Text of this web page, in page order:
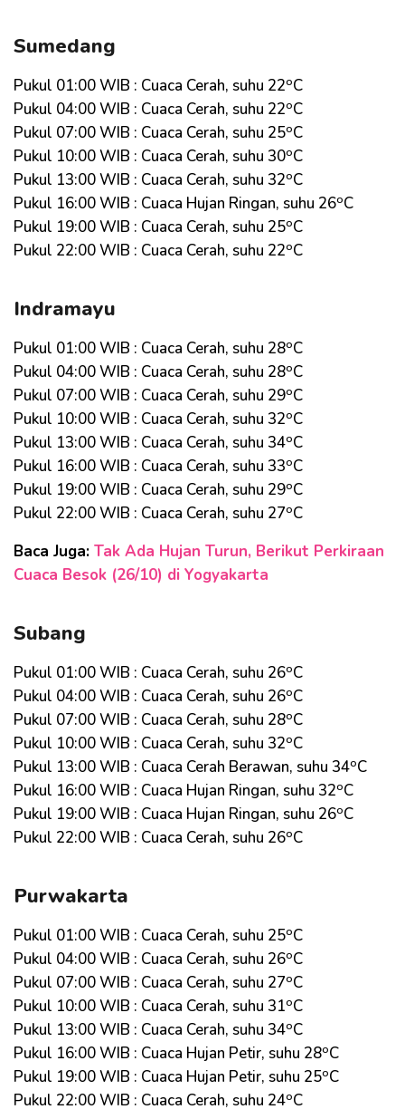
Sumedang
Pukul 01:00 WIB : Cuaca Cerah, suhu 22oC
Pukul 04:00 WIB : Cuaca Cerah, suhu 22oC
Pukul 07:00 WIB : Cuaca Cerah, suhu 25oC
Pukul 10:00 WIB : Cuaca Cerah, suhu 30oC
Pukul 13:00 WIB : Cuaca Cerah, suhu 32oC
Pukul 16:00 WIB : Cuaca Hujan Ringan, suhu 26oC
Pukul 19:00 WIB : Cuaca Cerah, suhu 25oC
Pukul 22:00 WIB : Cuaca Cerah, suhu 22oC
Indramayu
Pukul 01:00 WIB : Cuaca Cerah, suhu 28oC
Pukul 04:00 WIB : Cuaca Cerah, suhu 28oC
Pukul 07:00 WIB : Cuaca Cerah, suhu 29oC
Pukul 10:00 WIB : Cuaca Cerah, suhu 32oC
Pukul 13:00 WIB : Cuaca Cerah, suhu 34oC
Pukul 16:00 WIB : Cuaca Cerah, suhu 33oC
Pukul 19:00 WIB : Cuaca Cerah, suhu 29oC
Pukul 22:00 WIB : Cuaca Cerah, suhu 27oC
Baca Juga: Tak Ada Hujan Turun, Berikut Perkiraan
Cuaca Besok (26/10) di Yogyakarta
Subang
Pukul 01:00 WIB : Cuaca Cerah, suhu 26oC
Pukul 04:00 WIB : Cuaca Cerah, suhu 26oC
Pukul 07:00 WIB : Cuaca Cerah, suhu 28oC
Pukul 10:00 WIB : Cuaca Cerah, suhu 32oC
Pukul 13:00 WIB : Cuaca Cerah Berawan, suhu 34oC
Pukul 16:00 WIB : Cuaca Hujan Ringan, suhu 32oC
Pukul 19:00 WIB : Cuaca Hujan Ringan, suhu 26oC
Pukul 22:00 WIB : Cuaca Cerah, suhu 26oC
Purwakarta
Pukul 01:00 WIB : Cuaca Cerah, suhu 25oC
Pukul 04:00 WIB : Cuaca Cerah, suhu 26oC
Pukul 07:00 WIB : Cuaca Cerah, suhu 27oC
Pukul 10:00 WIB : Cuaca Cerah, suhu 31oC
Pukul 13:00 WIB : Cuaca Cerah, suhu 34oC
Pukul 16:00 WIB : Cuaca Hujan Petir, suhu 28oC
Pukul 19:00 WIB : Cuaca Hujan Petir, suhu 25oC
Pukul 22:00 WIB : Cuaca Cerah, suhu 24oC